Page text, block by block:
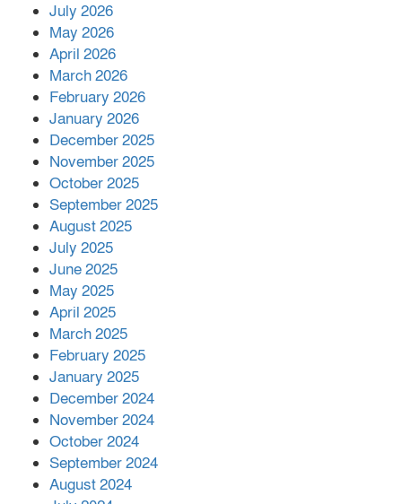
পর ফোন তারেক রহমানের,গ্যাস সঙ্কট
সহায়তা দিলেন সাচিং প্রু জেরী
July 2026
May 2026
April 2026
March 2026
February 2026
January 2026
December 2025
November 2025
October 2025
September 2025
August 2025
July 2025
June 2025
May 2025
April 2025
March 2025
February 2025
January 2025
December 2024
November 2024
October 2024
September 2024
August 2024